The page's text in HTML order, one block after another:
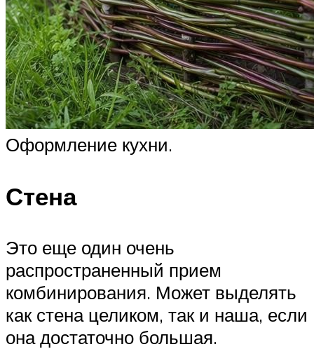
Оформление кухни.
Стена
Это еще один очень
распространенный прием
комбинирования. Может выделять
как стена целиком, так и наша, если
она достаточно большая.